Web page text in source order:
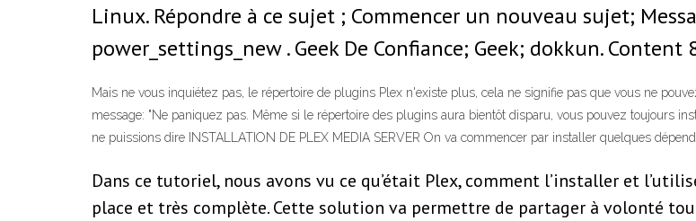
Linux. Répondre à ce sujet ; Commencer un nouveau sujet;
power_settings_new . Geek De Confiance; Geek; dokkun.
Mais ne vous inquiétez pas, le répertoire de plugins Plex n'existe plus, cela ne signifie pas que vous ne
message: "Ne paniquez pas. Même si le répertoire des plugins aura bientôt disparu, vous pouvez toujours
ne puissions dire INSTALLATION DE PLEX MEDIA SERVER On va commencer par installer quelques
Dans ce tutoriel, nous avons vu ce qu’était Plex, comment l’installer et
place et très complète. Cette solution va permettre de partager à volonté